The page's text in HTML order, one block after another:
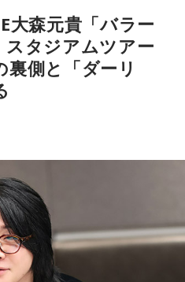
太（くさなぎ・けんた）
メンタルケアカウンセラー。
件を超え、占いイベントや
、イベントMCや声優としての
らの依頼も多い。
うなタイミングに選ぶ人もい
いから、結婚や結納などのお
、この日に向いているとされ
購入などについて分かりやす
大森元貴「バラー
タジアムツアー
裏側と「ダーリ